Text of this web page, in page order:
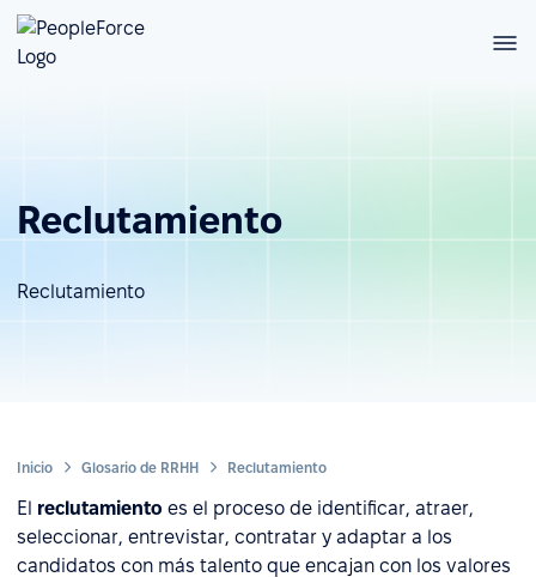
Reclutamiento
Reclutamiento
Inicio Glosario de RRHH Reclutamiento
El reclutamiento es el proceso de identificar, atraer,
seleccionar, entrevistar, contratar y adaptar a los
candidatos con más talento que encajan con los valores